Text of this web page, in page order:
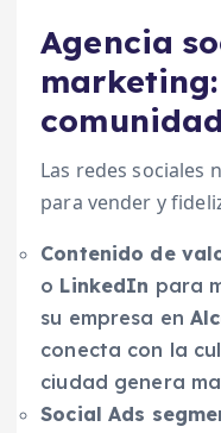
Agencia
comunidad
Las redes sociales
para vender y
Contenido de
o LinkedIn para
su empresa en
conecta con la
ciudad genera
Social Ads